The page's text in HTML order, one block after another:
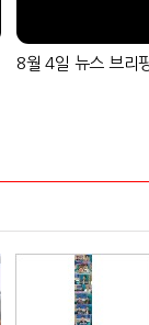
8월 4일 뉴스 브리